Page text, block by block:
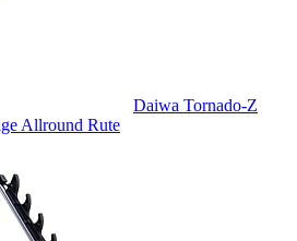
Daiwa Tornado-Z
Allround Rute